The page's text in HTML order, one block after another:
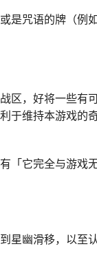
是咒语的牌（例
区，好将一些有
于维持本游戏的
「它完全与游戏
星幽滑移，以至